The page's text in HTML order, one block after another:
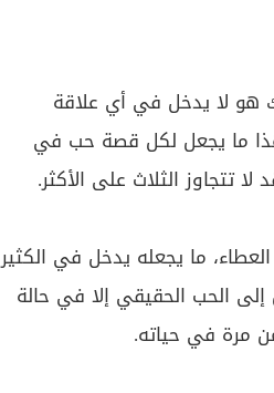
هو لا يدخل في أي علاقة
ما يجعل لكل قصة حب في
تتجاوز الثلاث على الأكثر.
ما يجعله يدخل في الكثير
الحب الحقيقي إلا في حالة
مرة في حياته.